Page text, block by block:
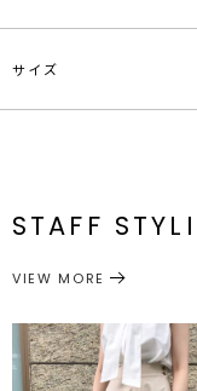
的。涼しげな夏らしい
素材
表地:
番
サイズ
M
最小
STAFF
VIEW MORE